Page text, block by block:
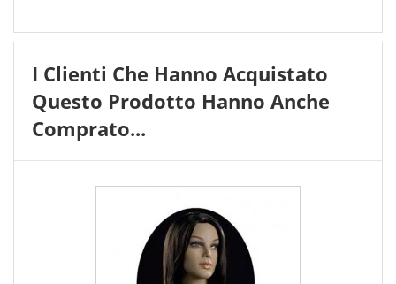
I Clienti Che Hanno Acquistato
Questo Prodotto Hanno Anche
Comprato...